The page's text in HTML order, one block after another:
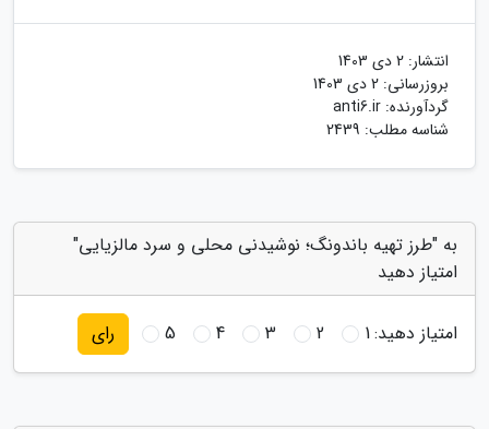
انتشار: 2 دی 1403
بروزرسانی: 2 دی 1403
گردآورنده: anti6.ir
شناسه مطلب: 2439
به "طرز تهیه باندونگ؛ نوشیدنی محلی و سرد مالزیایی"
امتیاز دهید
امتیاز دهید:1
2
3
4
5 رای